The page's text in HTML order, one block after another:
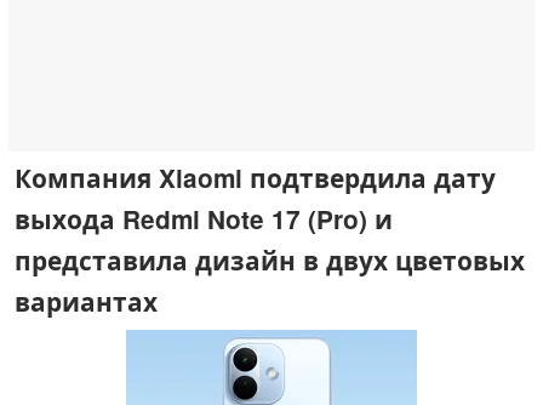
Компания Xiaomi подтвердила дату
выхода Redmi Note 17 (Pro) и
представила дизайн в двух цветовых
вариантах